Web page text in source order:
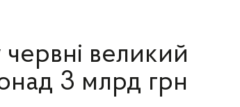
червні великий
3 млрд грн